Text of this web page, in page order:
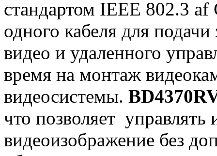
стандартом IEEE 802.3 af
одного кабеля для
видео и удаленного
время на монтаж
видеосистемы.
что позволяет управлять
видеоизображение без